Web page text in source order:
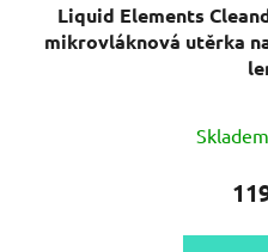
Liquid Elements
mikrovláknová utěrka
Skladem